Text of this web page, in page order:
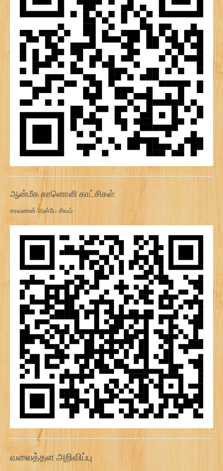
ஆன்மீக கானொளி காட்சிகள்:
சரவணன் அன்பே சிவம்
வலைத்தள அறிவிப்பு